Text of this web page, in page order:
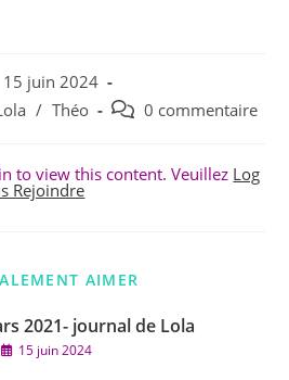
:
15 juin 2024
/ Théo
Commentaires
publication :
0 commentaire
to view this content. Veuillez Log
Rejoindre
AIMER
2021- journal de Lola
15 juin 2024